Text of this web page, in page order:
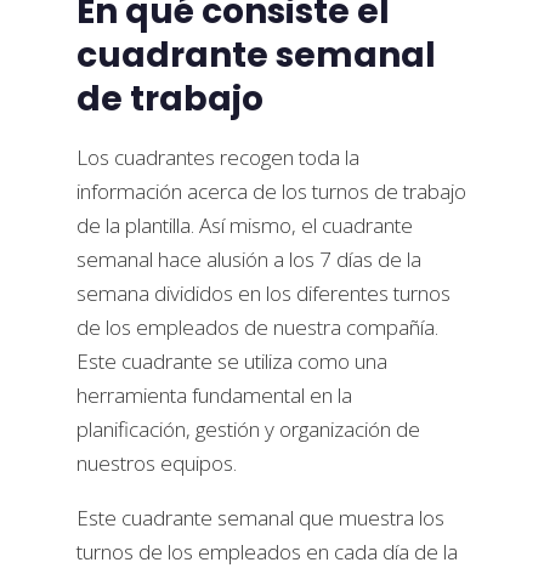
En qué consiste el
cuadrante semanal
de trabajo
Los cuadrantes recogen toda la
información acerca de los turnos de trabajo
de la plantilla. Así mismo, el cuadrante
semanal hace alusión a los 7 días de la
semana divididos en los diferentes turnos
de los empleados de nuestra compañía.
Este cuadrante se utiliza como una
herramienta fundamental en la
planificación, gestión y organización de
nuestros equipos.
Este cuadrante semanal que muestra los
turnos de los empleados en cada día de la